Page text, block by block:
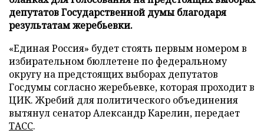
депутатов Государственной думы благодаря
результатам жеребьевки.
«Единая Россия» будет стоять первым номером в
избирательном бюллетене по федеральному
округу на предстоящих выборах депутатов
Госдумы согласно жеребьевке, которая проходит в
ЦИК. Жребий для политического объединения
вытянул сенатор Александр Карелин, передает
ТАСС.